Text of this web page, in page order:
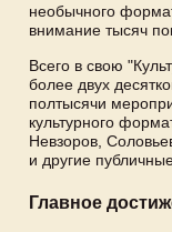
необычного
внимание тысяч
Всего в свою
более двух
полтысячи
культурного
Невзоров,
и другие
Главное